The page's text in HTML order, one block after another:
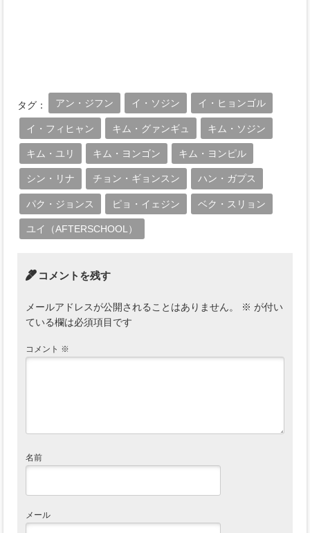
タグ： アン・ジフン イ・ソジン イ・ヒョンゴル
イ・フィヒャン キム・グァンギュ キム・ソジン
キム・ユリ キム・ヨンゴン キム・ヨンピル
シン・リナ チョン・ギョンスン ハン・ガプス
パク・ジョンス ピョ・イェジン ベク・スリョン
ユイ（AFTERSCHOOL）
コメントを残す
メールアドレスが公開されることはありません。 ※ が付い
ている欄は必須項目です
コメント ※
名前
メール